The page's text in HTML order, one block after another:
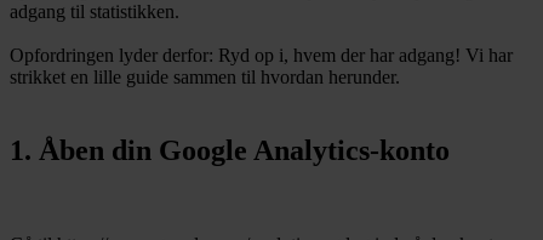
adgang til statistikken.
Opfordringen lyder derfor: Ryd op i, hvem der har adgang! Vi har
strikket en lille guide sammen til hvordan herunder.
1. Åben din Google Analytics-konto